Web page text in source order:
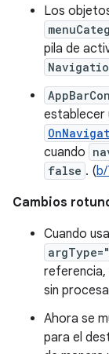
Los
pila de
establecer
cuando
false . (
Cambios
Cuando
referencia,
sin
Ahora se
para el